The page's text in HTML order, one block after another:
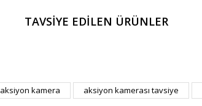
Bu ürüne ilk yorumu siz yapın!
TAVSİYE EDİLEN ÜRÜNLER
aksiyon kamera aksiyon kamerası tavsiye